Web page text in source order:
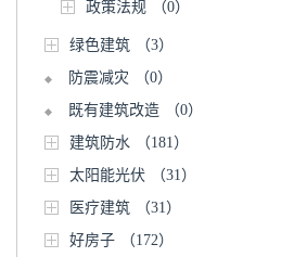
政策法规 （0）
绿色建筑
（3）
防震减灾
（0）
既有建筑改造
（0）
建筑防水
（181）
太阳能光伏
（31）
医疗建筑
（31）
好房子
（172）